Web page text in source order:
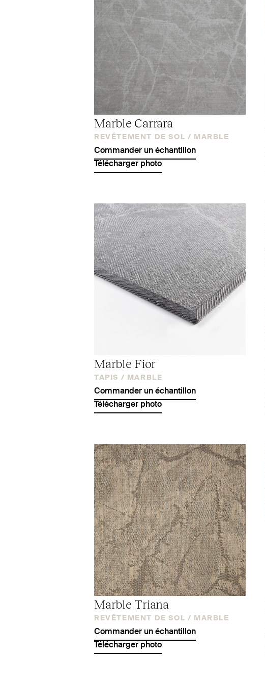
Marble Carrara
REVÊTEMENT DE SOL / MARBLE
Commander un échantillon
Télécharger photo
Marble Fior
TAPIS / MARBLE
Commander un échantillon
Télécharger photo
Marble Triana
REVÊTEMENT DE SOL / MARBLE
Commander un échantillon
Télécharger photo